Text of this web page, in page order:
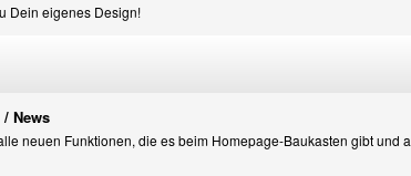
Dein eigenes Design!
News
neuen Funktionen, die es beim Homepage-Baukasten gibt und